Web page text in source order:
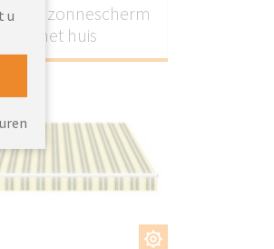
zonnescherm
voor het huis
u